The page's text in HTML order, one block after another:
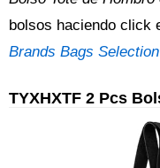
bolsos haciendo click
Brands Bags Selection
TYXHXTF 2 Pcs